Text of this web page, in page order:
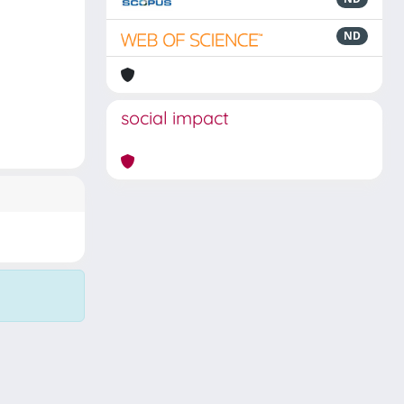
ND
social impact